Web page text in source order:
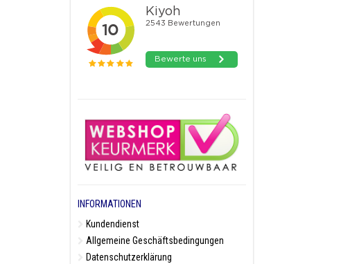
INFORMATIONEN
Kundendienst
Allgemeine Geschäftsbedingungen
Datenschutzerklärung